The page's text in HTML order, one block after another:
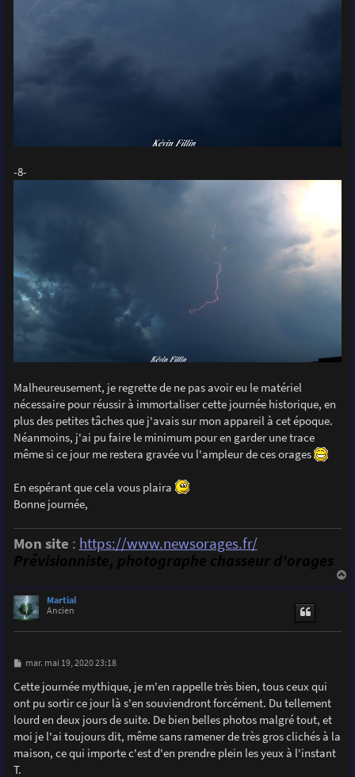
-8-
Malheureusement, je regrette de ne pas avoir eu le matériel
nécessaire pour réussir à immortaliser cette journée historique, en
plus des petites tâches que j'avais sur mon appareil à cet époque.
Néanmoins, j'ai pu faire le minimum pour en garder une trace
même si ce jour me restera gravée vu l'ampleur de ces orages
En espérant que cela vous plaira
Bonne journée,
Mon site : https://www.newsorages.fr/
Prévisionniste, photographe chasseur d'orages
Martial
Ancien
M
s
s
a
e
mar. mai 19, 2020 23:18
Cette journée mythique, je m'en rappelle très bien, tous ceux qui
ont pu sortir ce jour là s'en souviendront forcément. Du tellement
lourd en deux jours de suite. De bien belles photos malgré tout, et
moi je l'ai toujours dit, même sans ramener de très gros clichés à la
maison, ce qui importe c'est d'en prendre plein les yeux à l'instant
T.